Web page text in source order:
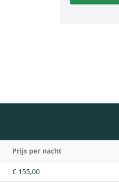
Prijs per nacht
€ 155,00